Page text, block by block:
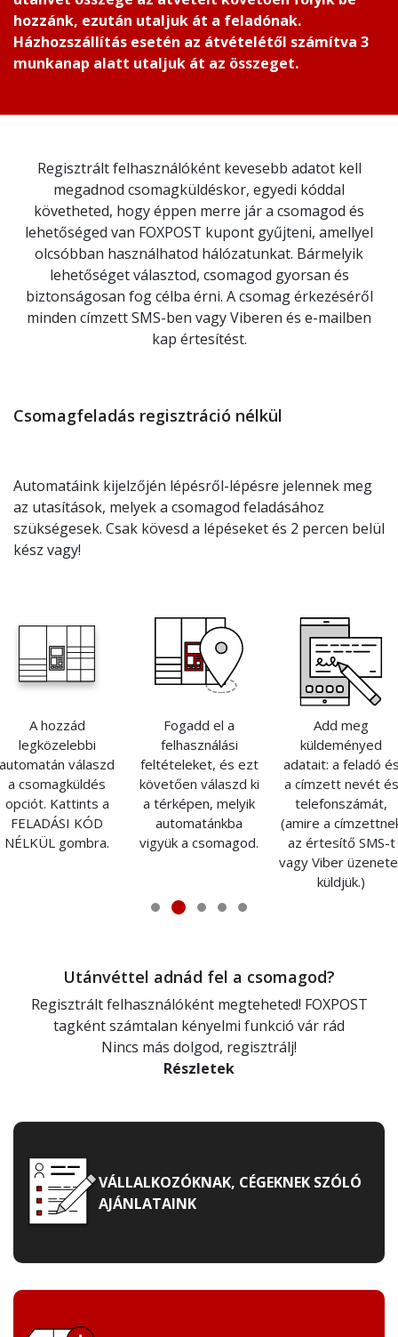
hozzánk, ezután utaljuk át a feladónak.
Házhozszállítás esetén az átvételétől számítva 3
munkanap alatt utaljuk át az összeget.
Regisztrált felhasználóként kevesebb adatot kell
megadnod csomagküldéskor, egyedi kóddal
követheted, hogy éppen merre jár a csomagod és
lehetőséged van FOXPOST kupont gyűjteni, amellyel
olcsóbban használhatod hálózatunkat. Bármelyik
lehetőséget választod, csomagod gyorsan és
biztonságosan fog célba érni. A csomag érkezéséről
minden címzett SMS-ben vagy Viberen és e-mailben
kap értesítést.
Csomagfeladás regisztráció nélkül
Automatáink kijelzőjén lépésről-lépésre jelennek meg
az utasítások, melyek a csomagod feladásához
szükségesek. Csak kövesd a lépéseket és 2 percen belül
kész vagy!
A hozzád
legközelebbi
automatán válaszd
a csomagküldés
opciót. Kattints a
FELADÁSI KÓD
NÉLKÜL gombra.
Fogadd el a
felhasználási
feltételeket, és ezt
követően válaszd ki
a térképen, melyik
automatánkba
vigyük a csomagod.
Add meg
küldeményed
adatait: a feladó
a címzett nevét és
telefonszámát,
(amire a
az értesítő SMS-t
vagy Viber
küldjük.)
Utánvéttel adnád fel a csomagod?
Regisztrált felhasználóként megteheted! FOXPOST
tagként számtalan kényelmi funkció vár rád
Nincs más dolgod, regisztrálj!
Részletek
VÁLLALKOZÓKNAK, CÉGEKNEK SZÓLÓ
AJÁNLATAINK